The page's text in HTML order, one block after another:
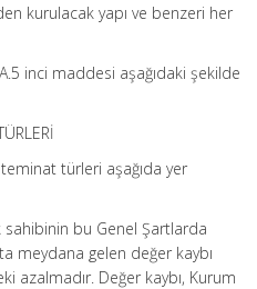
kurulacak yapı ve benzeri her
inci maddesi aşağıdaki şekilde
türleri aşağıda yer
sahibinin bu Genel Şartlarda
meydana gelen değer kaybı
azalmadır. Değer kaybı, Kurum